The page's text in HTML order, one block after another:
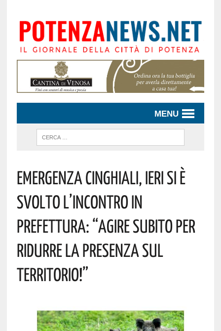
MENU
EMERGENZA CINGHIALI, IERI SI È
SVOLTO L’INCONTRO IN
PREFETTURA: “AGIRE SUBITO PER
RIDURRE LA PRESENZA SUL
TERRITORIO!”